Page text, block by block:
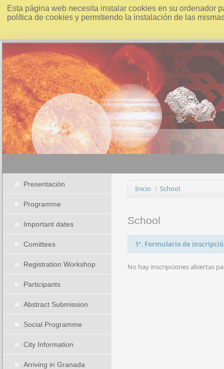
Esta página web necesita instalar cookies en su ordenador
política de cookies y permitiendo la instalación de las
Presentación
Programme
Important dates
Comittees
Registration Workshop
Participants
Abstract Submission
Social Programme
City Information
Arriving in Granada
Inicio / School
School
1º. Formulario de
No hay inscripciones abiertas